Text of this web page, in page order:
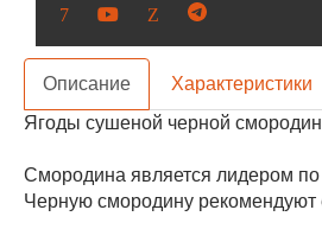
Описание Характеристики
Ягоды сушеной черной
Смородина является лидером
Черную смородину